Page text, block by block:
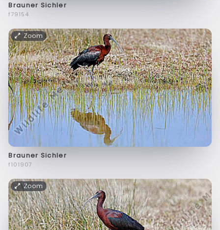
Brauner Sichler
f79154
Zoom
Brauner Sichler
f101907
Zoom